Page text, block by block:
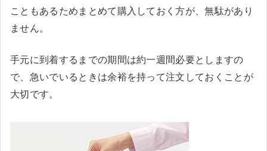
こともあるためまとめて購入しておく方が、無駄があり
ません。
手元に到着するまでの期間は約一週間必要としますの
で、急いでいるときは余裕を持って注文しておくことが
大切です。